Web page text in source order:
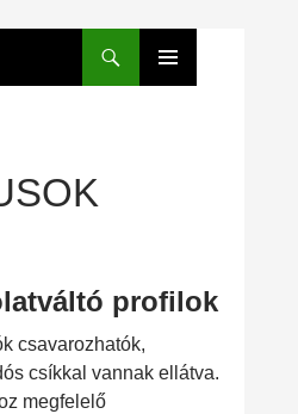
profilok
csavarozhatók,
csíkkal vannak ellátva.
megfelelő